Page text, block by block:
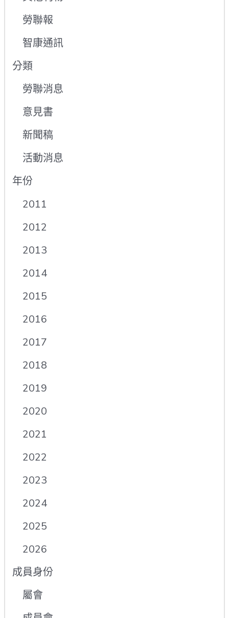
勞聯報
智康通訊
分類
勞聯消息
意見書
新聞稿
活動消息
年份
2011
2012
2013
2014
2015
2016
2017
2018
2019
2020
2021
2022
2023
2024
2025
2026
成員身份
屬會